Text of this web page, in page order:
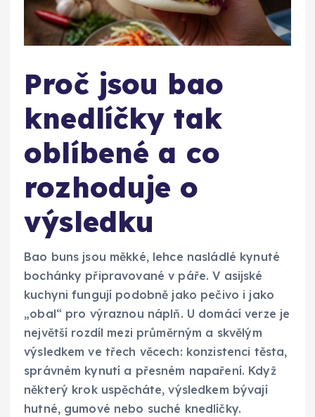
Proč jsou bao
knedlíčky tak
oblíbené a co
rozhoduje o
výsledku
Bao buns jsou měkké, lehce nasládlé kynuté
bochánky připravované v páře. V asijské
kuchyni fungují podobně jako pečivo i jako
„obal“ pro výraznou náplň. U domácí verze je
největší rozdíl mezi průměrným a skvělým
výsledkem ve třech věcech: konzistenci těsta,
správném kynutí a přesném napaření. Když
některý krok uspěcháte, výsledkem bývají
hutné, gumové nebo suché knedlíčky.